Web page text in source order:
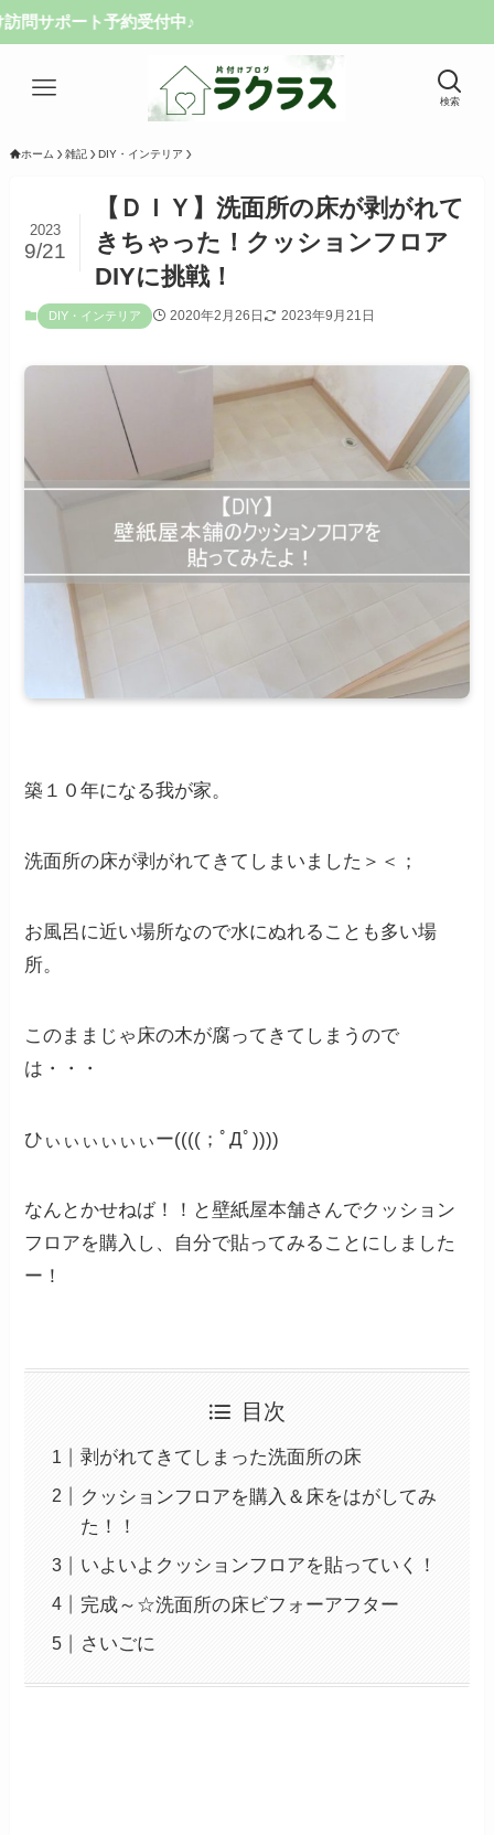
付中♪
検索
ホーム 雑記 DIY・インテリア
【ＤＩＹ】洗面所の床が剥がれて
きちゃった！クッションフロア
DIYに挑戦！
2023
9/21
DIY・インテリア 2020年2月26日 2023年9月21日
築１０年になる我が家。
洗面所の床が剥がれてきてしまいました＞＜；
お風呂に近い場所なので水にぬれることも多い場
所。
このままじゃ床の木が腐ってきてしまうので
は・・・
ひぃぃぃぃぃぃー((((；ﾟДﾟ))))
なんとかせねば！！と壁紙屋本舗さんでクッション
フロアを購入し、自分で貼ってみることにしました
ー！
目次
剥がれてきてしまった洗面所の床
クッションフロアを購入＆床をはがしてみ
た！！
いよいよクッションフロアを貼っていく！
完成～☆洗面所の床ビフォーアフター
さいごに